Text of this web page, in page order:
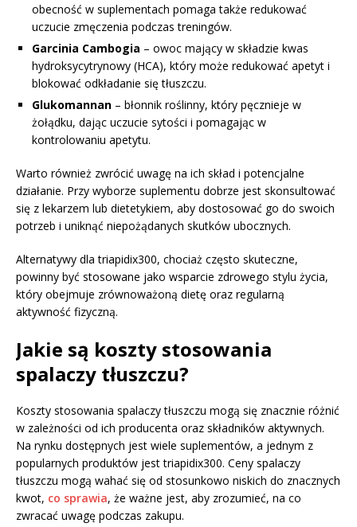
obecność w suplementach pomaga także redukować
uczucie zmęczenia podczas treningów.
Garcinia Cambogia – owoc mający w składzie kwas
hydroksycytrynowy (HCA), który może redukować apetyt i
blokować odkładanie się tłuszczu.
Glukomannan – błonnik roślinny, który pęcznieje w
żołądku, dając uczucie sytości i pomagając w
kontrolowaniu apetytu.
Warto również zwrócić uwagę na ich skład i potencjalne
działanie. Przy wyborze suplementu dobrze jest skonsultować
się z lekarzem lub dietetykiem, aby dostosować go do swoich
potrzeb i uniknąć niepożądanych skutków ubocznych.
Alternatywy dla triapidix300, chociaż często skuteczne,
powinny być stosowane jako wsparcie zdrowego stylu życia,
który obejmuje zrównoważoną dietę oraz regularną
aktywność fizyczną.
Jakie są koszty stosowania
spalaczy tłuszczu?
Koszty stosowania spalaczy tłuszczu mogą się znacznie różnić
w zależności od ich producenta oraz składników aktywnych.
Na rynku dostępnych jest wiele suplementów, a jednym z
popularnych produktów jest triapidix300. Ceny spalaczy
tłuszczu mogą wahać się od stosunkowo niskich do znacznych
kwot, co sprawia, że ważne jest, aby zrozumieć, na co
zwracać uwagę podczas zakupu.